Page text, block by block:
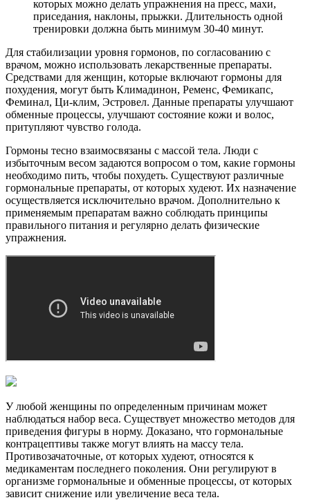
которых можно делать упражнения на пресс, махи,
приседания, наклоны, прыжки. Длительность одной
тренировки должна быть минимум 30-40 минут.
Для стабилизации уровня гормонов, по согласованию с
врачом, можно использовать лекарственные препараты.
Средствами для женщин, которые включают гормоны для
похудения, могут быть Климадинон, Ременс, Фемикапс,
Феминал, Ци-клим, Эстровел. Данные препараты улучшают
обменные процессы, улучшают состояние кожи и волос,
притупляют чувство голода.
Гормоны тесно взаимосвязаны с массой тела. Люди с
избыточным весом задаются вопросом о том, какие гормоны
необходимо пить, чтобы похудеть. Существуют различные
гормональные препараты, от которых худеют. Их назначение
осуществляется исключительно врачом. Дополнительно к
применяемым препаратам важно соблюдать принципы
правильного питания и регулярно делать физические
упражнения.
У любой женщины по определенным причинам может
наблюдаться набор веса. Существует множество методов для
приведения фигуры в норму. Доказано, что гормональные
контрацептивы также могут влиять на массу тела.
Противозачаточные, от которых худеют, относятся к
медикаментам последнего поколения. Они регулируют в
организме гормональные и обменные процессы, от которых
зависит снижение или увеличение веса тела.